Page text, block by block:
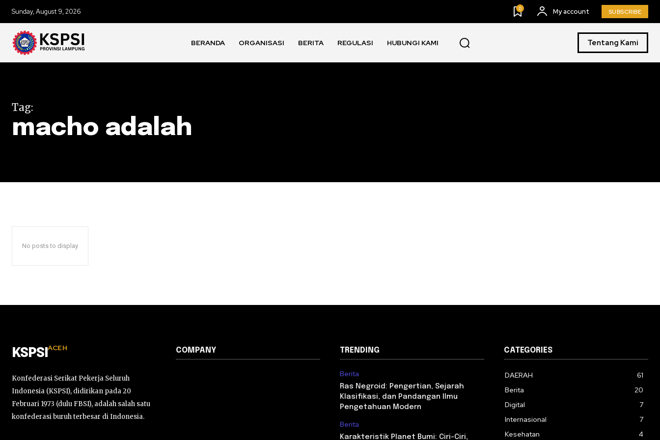
Sunday, August 9, 2026 0 My account SUBSCRIBE
BERANDA ORGANISASI BERITA REGULASI HUBUNGI KAMI Tentang Kami
Tag:
macho adalah
No posts to display
KSPSI ACEH
Konfederasi Serikat Pekerja Seluruh
Indonesia (KSPSI), didirikan pada 20
Februari 1973 (dulu FBSI), adalah salah satu
konfederasi buruh terbesar di Indonesia.
COMPANY TRENDING
Berita
Ras Negroid: Pengertian, Sejarah
Klasifikasi, dan Pandangan Ilmu
Pengetahuan Modern
Berita
Karakteristik Planet Bumi: Ciri-Ciri,
CATEGORIES
DAERAH
61
Berita
20
Digital
7
Internasional
7
Kesehatan
4